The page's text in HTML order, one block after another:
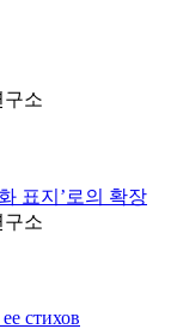
구소
표지’로의 확장
구소
стихов